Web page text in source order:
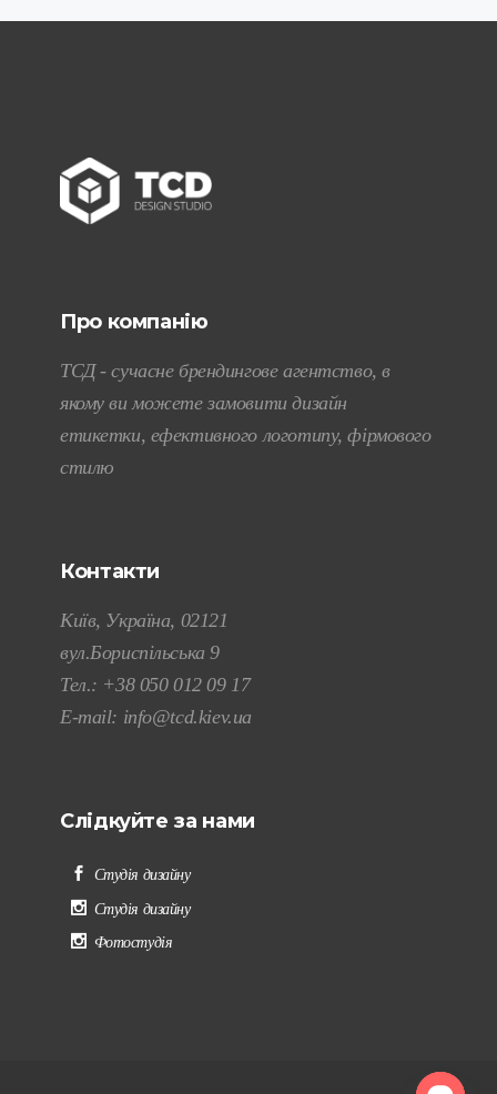
Про компанію
ТСД - сучасне брендингове агентство, в
якому ви можете замовити дизайн
етикетки, ефективного логотипу, фірмового
стилю
Контакти
Київ, Україна, 02121
вул.Бориспільська 9
Тел.: +38 050 012 09 17
E-mail: info@tcd.kiev.ua
Слідкуйте за нами
Студія дизайну
Студія дизайну
Фотостудія